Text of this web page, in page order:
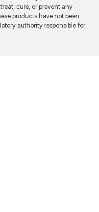
cure, or prevent any
products have not been
authority responsible for